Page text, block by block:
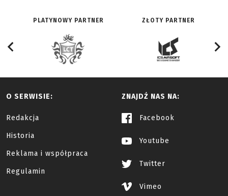
PLATYNOWY PARTNER ZŁOTY PARTNER
O SERWISIE:
Redakcja
Historia
Reklama i współpraca
Regulamin
ZNAJDŹ NAS NA:
Facebook
Youtube
Twitter
Vimeo